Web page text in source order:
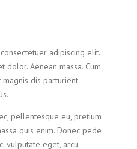
adipiscing elit.
Aenean massa. Cum
magnis dis parturient
pellentesque eu, pretium
quis enim. Donec pede
vulputate eget, arcu.